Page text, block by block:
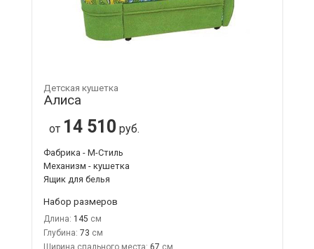
Детская кушетка
Алиса
от 14 510 руб.
Фабрика - М-Стиль
Механизм - кушетка
Ящик для белья
Набор размеров
Длина: 145
Глубина: 73
Ширина спального места: 67